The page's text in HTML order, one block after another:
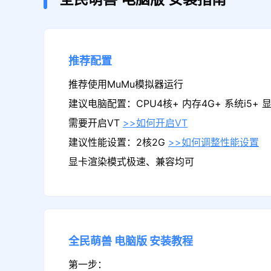
推荐配置
推荐使用MuMu模拟器运行
建议电脑配置：CPU4核+ 内存4G+ 系统i5+
需要开启VT >>如何开启VT
建议性能设置：2核2G >>如何调整性能设置
显卡渲染模式极速、兼容均可
全民萌兽 电脑版 安装教程
第一步：